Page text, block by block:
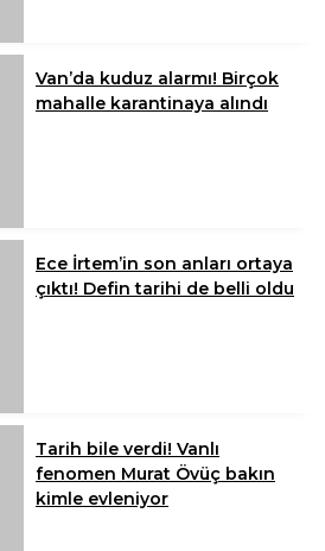
Van’da kuduz alarmı! Birçok
mahalle karantinaya alındı
Ece İrtem’in son anları ortaya
çıktı! Defin tarihi de belli oldu
Tarih bile verdi! Vanlı
fenomen Murat Övüç bakın
kimle evleniyor